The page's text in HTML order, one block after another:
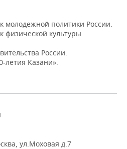
политики России.
культуры
России.
летия Казани».
ул.Моховая д.7